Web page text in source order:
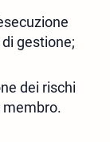
gestione;
dei rischi
membro.